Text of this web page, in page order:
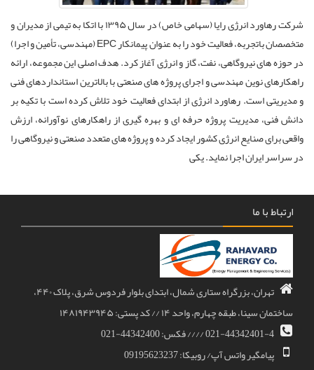
شرکت رهاورد انرژی رایا (سهامی خاص) در سال ۱۳۹۵ با اتکا به تیمی از مدیران و
متخصصان باتجربه، فعالیت خود را به عنوان پیمانکار EPC (مهندسی، تأمین و اجرا)
در حوزه های نیروگاهی، نفت، گاز و انرژی آغاز کرد. هدف اصلی این مجموعه، ارائه
راهکارهای نوین مهندسی و اجرای پروژه های صنعتی با بالاترین استانداردهای فنی
و مدیریتی است. رهاورد انرژی از ابتدای فعالیت خود تلاش کرده است با تکیه بر
دانش فنی، مدیریت پروژه حرفه ای و بهره گیری از راهکارهای نوآورانه، ارزش
واقعی برای صنایع انرژی کشور ایجاد کرده و پروژه های متعدد صنعتی و نیروگاهی را
در سراسر ایران اجرا نماید. یکی
ارتباط با ما
تهران، بزرگراه ستاری شمال، ابتدای بلوار فردوس شرق، پلاک ۴۴۰،
ساختمان سینا، طبقه چهارم، واحد ۱۴ // کد پستی: ۱۴۸۱۹۴۳۹۴۵
021-44342401-4 //// فکس: 44342400-021
پیامگیر واتس آپ/ روبیکا: 09195623237